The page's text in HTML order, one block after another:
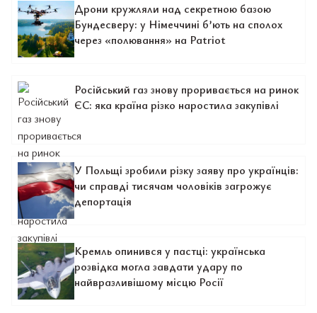
Дрони кружляли над секретною базою
Бундесверу: у Німеччині б’ють на сполох
через «полювання» на Patriot
Російський газ знову проривається на ринок
ЄС: яка країна різко наростила закупівлі
У Польщі зробили різку заяву про українців:
чи справді тисячам чоловіків загрожує
депортація
Кремль опинився у пастці: українська
розвідка могла завдати удару по
найвразливішому місцю Росії